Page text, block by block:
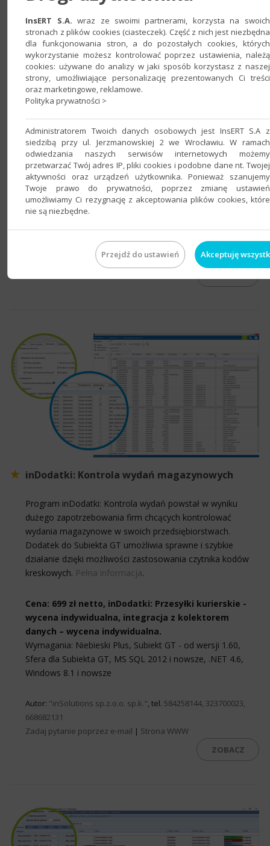
inDodatki: Komunikacja z EDI umożliwia automatyczną
współpracę Subiekta GT z systemami elektronicznej
wymiany danych (EDI) takimi jak ECOD, EDInet oraz EBI. Za
pomocą aplikacji można uprościć zarówno proces
sprzedaży, jak i zakupu towarów. Systemy EDI są
wykorzystywane przez większość sieci handlowych
obecnych na rynku polskim, m.in. przez Real, Auchan, Leroy
Komunikacja z EDI (zakupy) – 1299 zł netto,
Komunikacja z EDI (sprzedaż) – 1299 zł netto
Wymagania: Subiekt GT - od wersji 1.60, Sfera dla Subiekta
GT, MS SQL 2012 i nowsze, .NET 4.6, MS Windows 8.1 i
nowsze
Autor:"inSolutions sp.z.o.o. sp.k.", tel.584258144, 323700023,
Zadaj pytanie poprzez e-mail |Strona WWW
inDodatki: Kontrola wydań magazynowych
Program inDodatki: Kontrola wydań powstał w wyniku
dużego zapotrzebowania firm chcących kontrolować
wydania magazynowe w swoich przedsiębiorstwach.
Dodatek do Subiekta GT umożliwia sprawne i szybkie
działanie dzięki możliwości zastosowania czytnika kodów
kreskowych. Pełna informacja.
Cena: 699 zł netto, inDodatki: Przesyłki kurierskie -
wycena indywidualna, integracja z kolektorem
danych – wycena indywidualna.
Wymagania: Niebieski Plus, Subiekt GT - od wersji 1.60,
Sfera dla Subiekta GT, MS SQL 2012 i nowsze, .NET 4.6,
Windows 8.1 i nowsze
Autor: "inSolutions sp.z.o.o. sp.k." , tel. 584258144, 323700023,
668682131
Zadaj pytanie poprzez e-mail | Strona WWW
ZOBACZ
InsERT S.A. wraz ze swoimi partnerami, korzysta na swoich
stronach z plików cookies (ciasteczek). Część z nich jest niezbędna
dla funkcjonowania stron, a do pozostałych cookies, których
wykorzystanie możesz kontrolować poprzez ustawienia, należą
cookies: używane do analizy w jaki sposób korzystasz z naszej
strony, umożliwiające personalizację prezentowanych Ci treści
oraz marketingowe, reklamowe.
Polityka prywatności >
Administratorem Twoich danych osobowych jest InsERT S.A z
siedzibą przy ul. Jerzmanowskiej 2 we Wrocławiu. W ramach
odwiedzania naszych serwisów internetowych możemy
przetwarzać Twój adres IP, pliki cookies i podobne dane nt. Twojej
aktywności oraz urządzeń użytkownika. Ponieważ szanujemy
Twoje prawo do prywatności, poprzez zmianę ustawień
umożliwiamy Ci rezygnację z akceptowania plików cookies, które
nie są niezbędne.
Przejdź do ustawień Akceptuję